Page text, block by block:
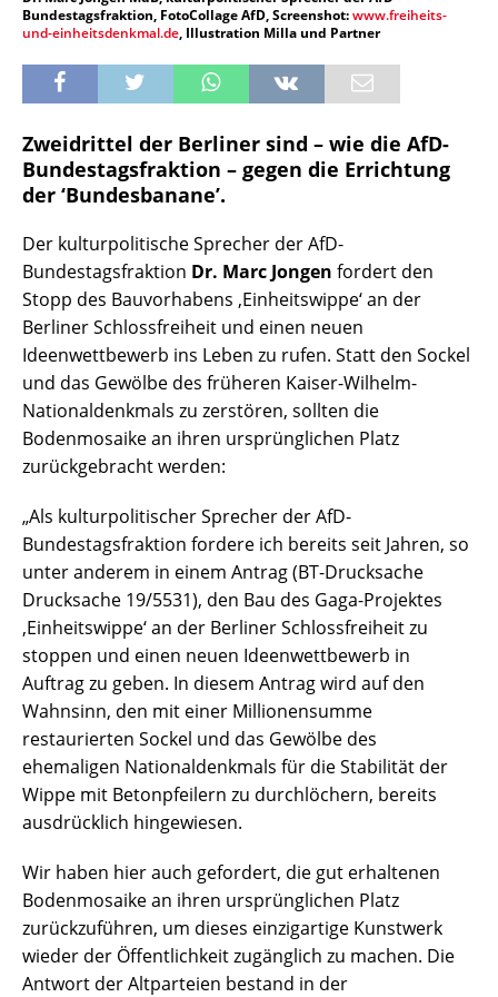
Bundestagsfraktion, FotoCollage AfD, Screenshot:www.freiheits-
und-einheitsdenkmal.de, Illustration Milla und Partner
Zweidrittel der Berliner sind – wie die AfD-
Bundestagsfraktion – gegen die Errichtung
der ‘Bundesbanane’.
Der kulturpolitische Sprecher der AfD-
Bundestagsfraktion Dr. Marc Jongen fordert den
Stopp des Bauvorhabens ,Einheitswippe‘ an der
Berliner Schlossfreiheit und einen neuen
Ideenwettbewerb ins Leben zu rufen. Statt den Sockel
und das Gewölbe des früheren Kaiser-Wilhelm-
Nationaldenkmals zu zerstören, sollten die
Bodenmosaike an ihren ursprünglichen Platz
zurückgebracht werden:
„Als kulturpolitischer Sprecher der AfD-
Bundestagsfraktion fordere ich bereits seit Jahren, so
unter anderem in einem Antrag (BT-Drucksache
Drucksache 19/5531), den Bau des Gaga-Projektes
,Einheitswippe‘ an der Berliner Schlossfreiheit zu
stoppen und einen neuen Ideenwettbewerb in
Auftrag zu geben. In diesem Antrag wird auf den
Wahnsinn, den mit einer Millionensumme
restaurierten Sockel und das Gewölbe des
ehemaligen Nationaldenkmals für die Stabilität der
Wippe mit Betonpfeilern zu durchlöchern, bereits
ausdrücklich hingewiesen.
Wir haben hier auch gefordert, die gut erhaltenen
Bodenmosaike an ihren ursprünglichen Platz
zurückzuführen, um dieses einzigartige Kunstwerk
wieder der Öffentlichkeit zugänglich zu machen. Die
Antwort der Altparteien bestand in der